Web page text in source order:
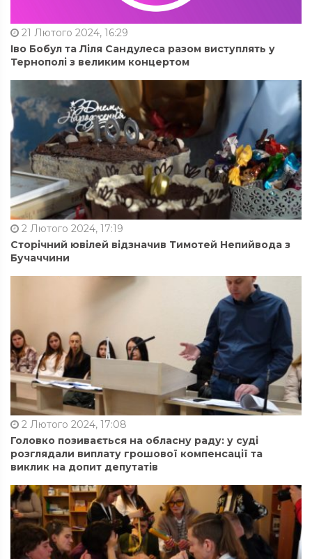
21 Лютого 2024, 16:29
Іво Бобул та Ліля Сандулеса разом виступлять у
Тернополі з великим концертом
2 Лютого 2024, 17:19
Сторічний ювілей відзначив Тимотей Непийвода з
Бучаччини
2 Лютого 2024, 17:08
Головко позивається на обласну раду: у суді
розглядали виплату грошової компенсації та
виклик на допит депутатів